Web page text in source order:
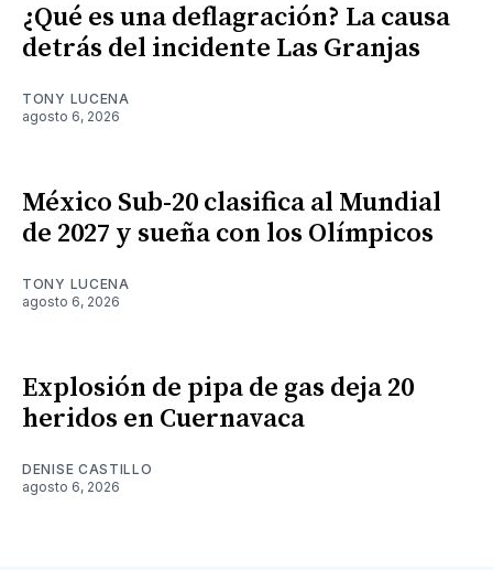
¿Qué es una deflagración? La causa
detrás del incidente Las Granjas
TONY LUCENA
agosto 6, 2026
México Sub-20 clasifica al Mundial
de 2027 y sueña con los Olímpicos
TONY LUCENA
agosto 6, 2026
Explosión de pipa de gas deja 20
heridos en Cuernavaca
DENISE CASTILLO
agosto 6, 2026